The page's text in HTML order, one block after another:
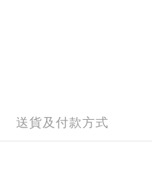
送貨及付款方式